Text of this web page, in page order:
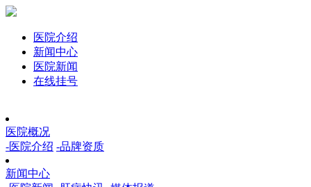
医院介绍
新闻中心
医院新闻
在线挂号
医院概况
-医院介绍 -品牌资质
新闻中心